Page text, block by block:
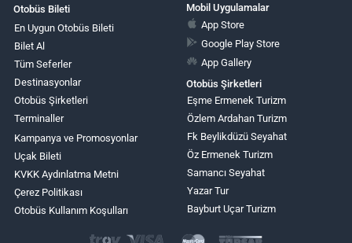
Otobüs Bileti
En Uygun Otobüs Bileti
Bilet Al
Tüm Seferler
Destinasyonlar
Otobüs Şirketleri
Terminaller
Kampanya ve Promosyonlar
Uçak Bileti
KVKK Aydınlatma Metni
Çerez Politikası
Otobüs Kullanım Koşulları
Mobil Uygulamalar
App Store
Google Play Store
App Gallery
Otobüs Şirketleri
Eşme Ermenek Turizm
Özlem Ardahan Turizm
Fk Beylikdüzü Seyahat
Öz Ermenek Turizm
Samancı Seyahat
Yazar Tur
Bayburt Uçar Turizm